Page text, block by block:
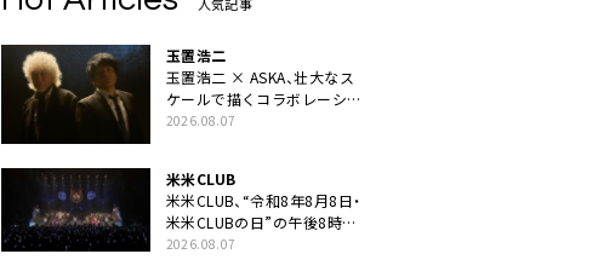
玉置浩二
玉置浩二 × ASKA、壮大なス
ケールで描くコラボレーショ
ン曲「音銀河」リリース決定。
2026.08.07
米米CLUB
米米CLUB、“令和8年8月8日・
米米CLUBの日”の午後8時に
40周年ライブより「FANtachy
2026.08.07